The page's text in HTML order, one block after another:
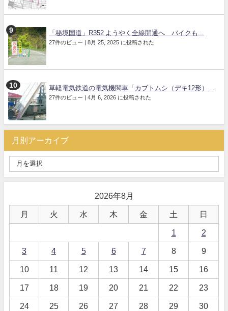
「秘境国道」R352 ようやく全線開通へ バイクも...
27件のビュー | 8月 25, 2025 に投稿された
草軽電気鉄道の電気機関車「カブトムシ（デキ12形）...
27件のビュー | 4月 6, 2026 に投稿された
月別アーカイブ
2026年8月
月 火 水 木 金 土 日
1 2
3 4 5 6 7 8 9
10 11 12 13 14 15 16
17 18 19 20 21 22 23
24 25 26 27 28 29 30